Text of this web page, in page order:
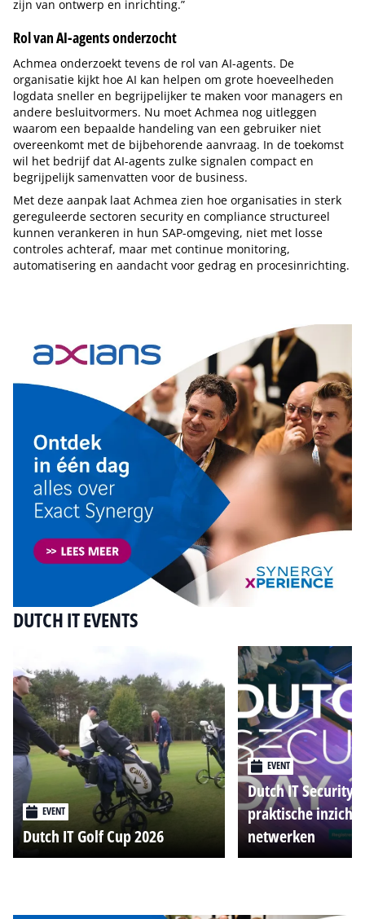
zijn van ontwerp en inrichting.”
Rol van AI-agents onderzocht
Achmea onderzoekt tevens de rol van AI-agents. De
organisatie kijkt hoe AI kan helpen om grote hoeveelheden
logdata sneller en begrijpelijker te maken voor managers en
andere besluitvormers. Nu moet Achmea nog uitleggen
waarom een bepaalde handeling van een gebruiker niet
overeenkomt met de bijbehorende aanvraag. In de toekomst
wil het bedrijf dat AI-agents zulke signalen compact en
begrijpelijk samenvatten voor de business.
Met deze aanpak laat Achmea zien hoe organisaties in sterk
gereguleerde sectoren security en compliance structureel
kunnen verankeren in hun SAP-omgeving, niet met losse
controles achteraf, maar met continue monitoring,
automatisering en aandacht voor gedrag en procesinrichting.
DUTCH IT EVENTS
EVENT
Dutch IT Golf Cup 2026
EVENT
Dutch IT Security
praktische
netwerken